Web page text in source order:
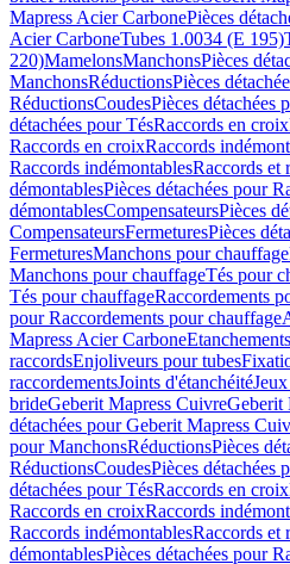
Mapress Acier CarbonePièces
Acier CarboneTubes 1.0034 (E 195)
220)MamelonsManchonsPièces
ManchonsRéductionsPièces
RéductionsCoudesPièces détachées
détachées pour TésRaccords en croix
Raccords en croixRaccords
Raccords indémontablesRaccords et
démontablesPièces détachées pour
démontablesCompensateursPièces
CompensateursFermeturesPièces
FermeturesManchons pour chauffage
Manchons pour chauffageTés pour
Tés pour chauffageRaccordements
pour Raccordements pour chauffage
Mapress Acier Carbone
raccordsEnjoliveurs pour tubes
raccordementsJoints d'étanchéité
brideGeberit Mapress CuivreGeberit
détachées pour Geberit Mapress
pour ManchonsRéductionsPièces
RéductionsCoudesPièces détachées
détachées pour TésRaccords en croix
Raccords en croixRaccords
Raccords indémontablesRaccords et
démontablesPièces détachées pour